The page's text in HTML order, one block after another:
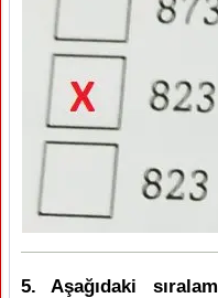
5. Aşağıdaki